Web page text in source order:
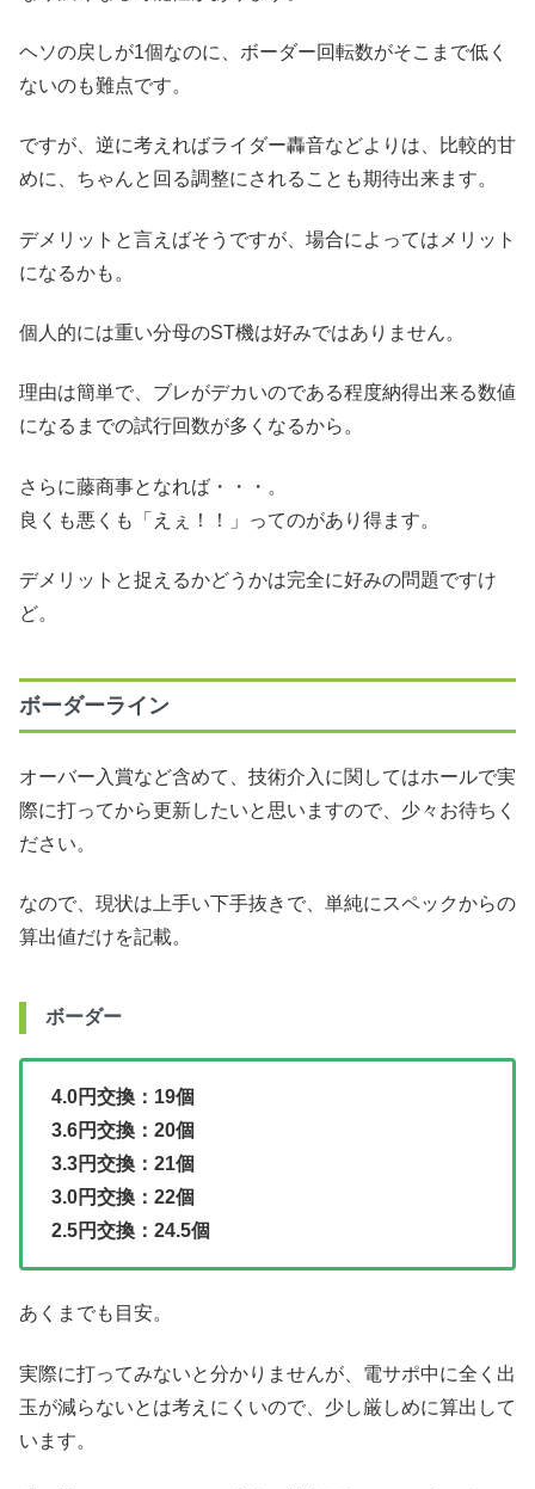
ヘソの戻しが1個なのに、ボーダー回転数がそこまで低く
ないのも難点です。
ですが、逆に考えればライダー轟音などよりは、比較的甘
めに、ちゃんと回る調整にされることも期待出来ます。
デメリットと言えばそうですが、場合によってはメリット
になるかも。
個人的には重い分母のST機は好みではありません。
理由は簡単で、ブレがデカいのである程度納得出来る数値
になるまでの試行回数が多くなるから。
さらに藤商事となれば・・・。
良くも悪くも「えぇ！！」ってのがあり得ます。
デメリットと捉えるかどうかは完全に好みの問題ですけ
ど。
ボーダーライン
オーバー入賞など含めて、技術介入に関してはホールで実
際に打ってから更新したいと思いますので、少々お待ちく
ださい。
なので、現状は上手い下手抜きで、単純にスペックからの
算出値だけを記載。
ボーダー
4.0円交換：19個
3.6円交換：20個
3.3円交換：21個
3.0円交換：22個
2.5円交換：24.5個
あくまでも目安。
実際に打ってみないと分かりませんが、電サポ中に全く出
玉が減らないとは考えにくいので、少し厳しめに算出して
います。